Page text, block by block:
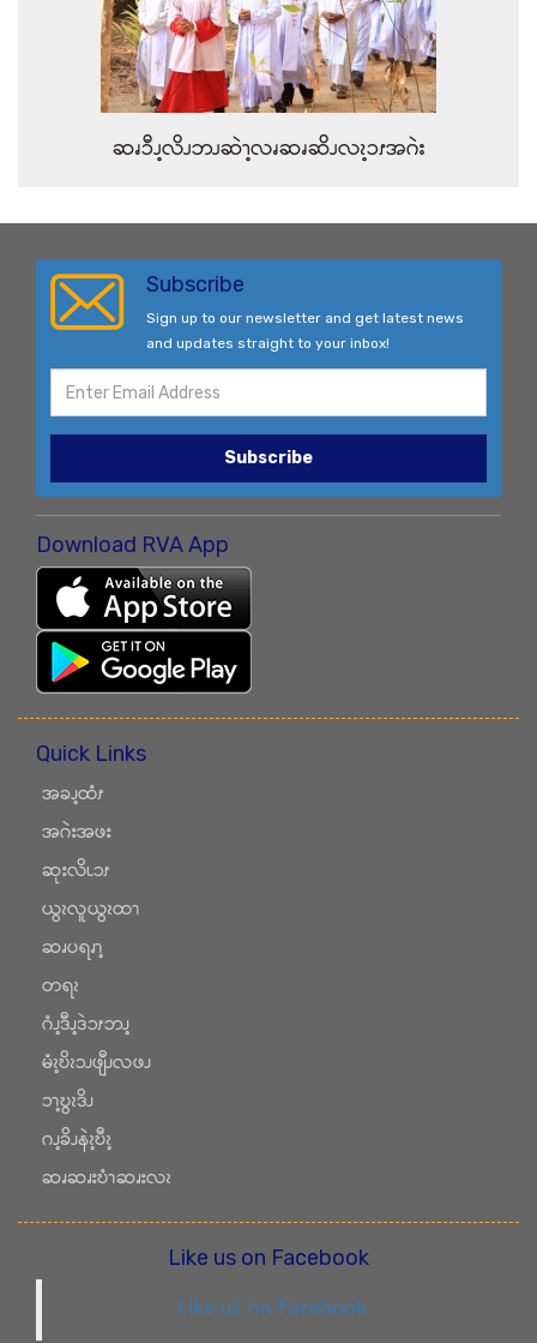
ဆၧၥီၪ့လိၪဘၪဆဲၫ့လၧဆၧဆိၪလၩ့ၥၭအဂဲး
Subscribe
Sign up to our newsletter and get latest news
and updates straight to your inbox!
Subscribe
Download RVA App
Quick Links
အခၪ့ထံၭ
အဂဲးအဖး
ဆုးလိၬၥၭ
ယွၩလူယွၩထၫ
ဆၧပရၧၫ့
တရၩ
ဂံၪ့ဒီၪ့ဒဲၥၭဘၪ့
မံၩ့ဎိၩၥၪဖျီၪလဖၪ
ၥၫ့ဎွၩဒိၪ
ဂၪ့ခိၪနဲၩ့ဎီၩ့
ဆၧဆၧးဎံၫဆၧးလၩ
Like us on Facebook
Like us on Facebook